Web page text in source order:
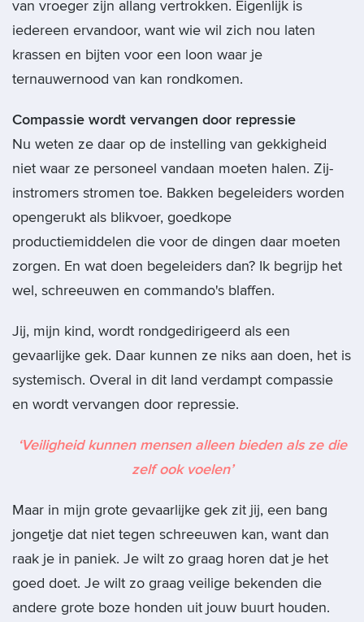
van vroeger zijn allang vertrokken. Eigenlijk is
iedereen ervandoor, want wie wil zich nou laten
krassen en bijten voor een loon waar je
ternauwernood van kan rondkomen.
Compassie wordt vervangen door repressie
Nu weten ze daar op de instelling van gekkigheid
niet waar ze personeel vandaan moeten halen. Zij-
instromers stromen toe. Bakken begeleiders worden
opengerukt als blikvoer, goedkope
productiemiddelen die voor de dingen daar moeten
zorgen. En wat doen begeleiders dan? Ik begrijp het
wel, schreeuwen en commando's blaffen.
Jij, mijn kind, wordt rondgedirigeerd als een
gevaarlijke gek. Daar kunnen ze niks aan doen, het is
systemisch. Overal in dit land verdampt compassie
en wordt vervangen door repressie.
‘Veiligheid kunnen mensen alleen bieden als ze die
zelf ook voelen’
Maar in mijn grote gevaarlijke gek zit jij, een bang
jongetje dat niet tegen schreeuwen kan, want dan
raak je in paniek. Je wilt zo graag horen dat je het
goed doet. Je wilt zo graag veilige bekenden die
andere grote boze honden uit jouw buurt houden.